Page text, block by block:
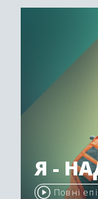
Я -
Повні